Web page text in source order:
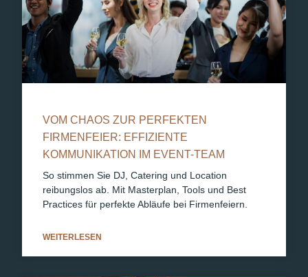
VOM CHAOS ZUR PERFEKTEN
FIRMENFEIER: EFFIZIENTE
KOMMUNIKATION IM EVENT-TEAM
So stimmen Sie DJ, Catering und Location
reibungslos ab. Mit Masterplan, Tools und Best
Practices für perfekte Abläufe bei Firmenfeiern.
WEITERLESEN